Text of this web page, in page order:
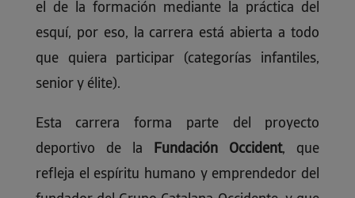
el de la formación mediante la práctica del
esquí, por eso, la carrera está abierta a todo
que quiera participar (categorías infantiles,
senior y élite).
Esta carrera forma parte del proyecto
deportivo de la Fundación Occident, que
refleja el espíritu humano y emprendedor del